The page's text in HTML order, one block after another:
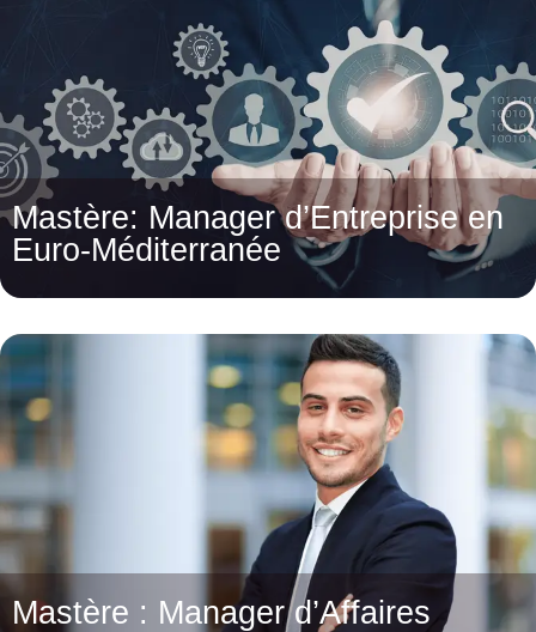
Mastère: Manager d’Entreprise en
Euro-Méditerranée
Mastère : Manager d’Affaires